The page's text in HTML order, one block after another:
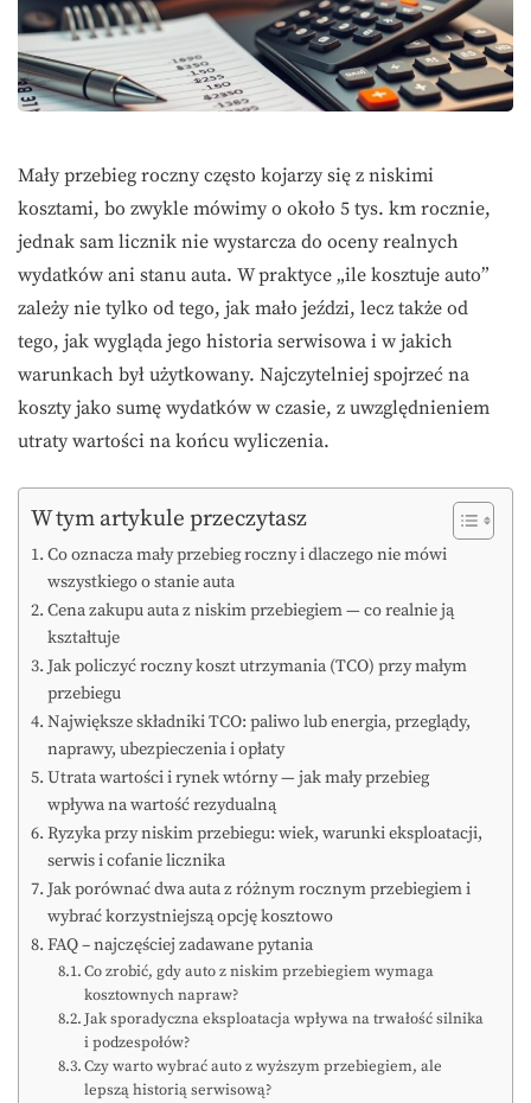
Mały przebieg roczny często kojarzy się z niskimi
kosztami, bo zwykle mówimy o około 5 tys. km rocznie,
jednak sam licznik nie wystarcza do oceny realnych
wydatków ani stanu auta. W praktyce „ile kosztuje auto”
zależy nie tylko od tego, jak mało jeździ, lecz także od
tego, jak wygląda jego historia serwisowa i w jakich
warunkach był użytkowany. Najczytelniej spojrzeć na
koszty jako sumę wydatków w czasie, z uwzględnieniem
utraty wartości na końcu wyliczenia.
W tym artykule przeczytasz
Co oznacza mały przebieg roczny i dlaczego nie mówi
wszystkiego o stanie auta
Cena zakupu auta z niskim przebiegiem — co realnie ją
kształtuje
Jak policzyć roczny koszt utrzymania (TCO) przy małym
przebiegu
Największe składniki TCO: paliwo lub energia, przeglądy,
naprawy, ubezpieczenia i opłaty
Utrata wartości i rynek wtórny — jak mały przebieg
wpływa na wartość rezydualną
Ryzyka przy niskim przebiegu: wiek, warunki eksploatacji,
serwis i cofanie licznika
Jak porównać dwa auta z różnym rocznym przebiegiem i
wybrać korzystniejszą opcję kosztowo
FAQ – najczęściej zadawane pytania
Co zrobić, gdy auto z niskim przebiegiem wymaga
kosztownych napraw?
Jak sporadyczna eksploatacja wpływa na trwałość silnika
i podzespołów?
Czy warto wybrać auto z wyższym przebiegiem, ale
lepszą historią serwisową?